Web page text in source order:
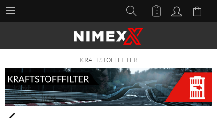
KRAFTSTOFFFILTER